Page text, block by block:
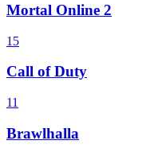
Mortal Online 2
15
Call of Duty
11
Brawlhalla